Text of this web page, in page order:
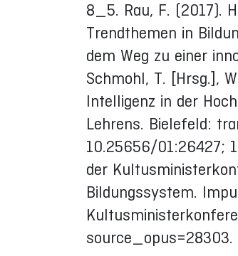
8_5. Rau, F. (2017).
Trendthemen in
dem Weg zu einer
Schmohl, T. [Hrsg.],
Intelligenz in der
Lehrens. Bielefeld:
10.25656/01:26427;
der
Bildungssystem.
source_opus=28303.